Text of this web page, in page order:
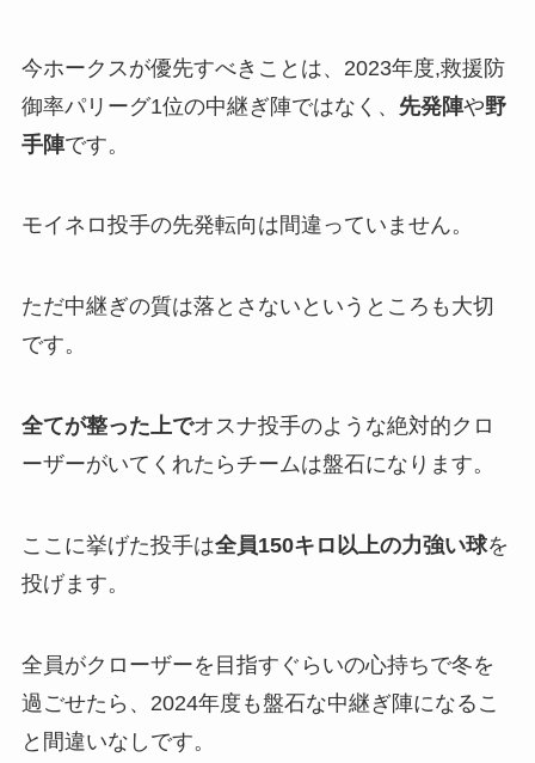
今ホークスが優先すべきことは、2023年度,救援防
御率パリーグ1位の中継ぎ陣ではなく、 先発陣や野
手陣です。
モイネロ投手の先発転向は間違っていません。
ただ中継ぎの質は落とさないというところも大切
です。
全てが整った上でオスナ投手のような絶対的クロ
ーザーがいてくれたらチームは盤石になります。
ここに挙げた投手は全員150キロ以上の力強い球を
投げます。
全員がクローザーを目指すぐらいの心持ちで冬を
過ごせたら、2024年度も盤石な中継ぎ陣になるこ
と間違いなしです。